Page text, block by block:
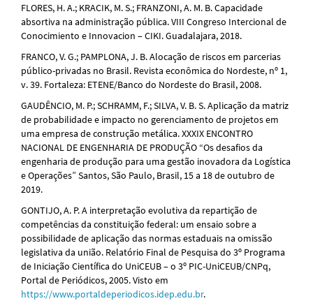
FLORES, H. A.; KRACIK, M. S.; FRANZONI, A. M. B. Capacidade
absortiva na administração pública. VIII Congreso Intercional de
Conocimiento e Innovacion – CIKI. Guadalajara, 2018.
FRANCO, V. G.; PAMPLONA, J. B. Alocação de riscos em parcerias
público-privadas no Brasil. Revista econômica do Nordeste, nº 1,
v. 39. Fortaleza: ETENE/Banco do Nordeste do Brasil, 2008.
GAUDÊNCIO, M. P.; SCHRAMM, F.; SILVA, V. B. S. Aplicação da matriz
de probabilidade e impacto no gerenciamento de projetos em
uma empresa de construção metálica. XXXIX ENCONTRO
NACIONAL DE ENGENHARIA DE PRODUÇÃO “Os desafios da
engenharia de produção para uma gestão inovadora da Logística
e Operações” Santos, São Paulo, Brasil, 15 a 18 de outubro de
2019.
GONTIJO, A. P. A interpretação evolutiva da repartição de
competências da constituição federal: um ensaio sobre a
possibilidade de aplicação das normas estaduais na omissão
legislativa da união. Relatório Final de Pesquisa do 3º Programa
de Iniciação Científica do UniCEUB – o 3º PIC-UniCEUB/CNPq,
Portal de Periódicos, 2005. Visto em
https://www.portaldeperiodicos.idep.edu.br.